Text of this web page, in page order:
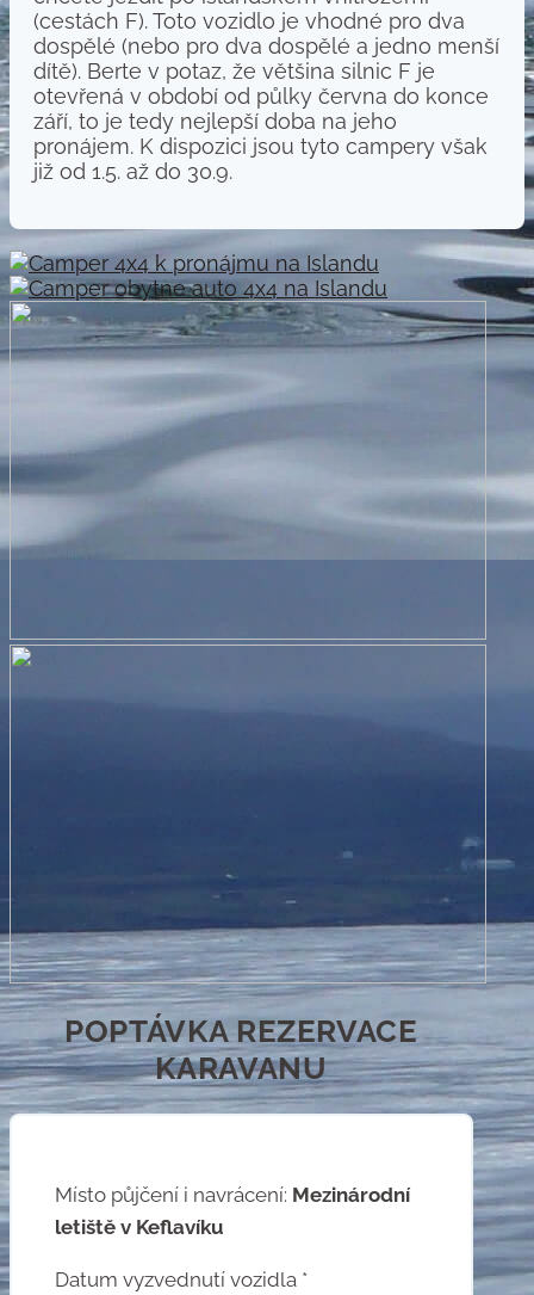
(cestách F). Toto vozidlo je vhodné pro dva
dospělé (nebo pro dva dospělé a jedno menší
dítě). Berte v potaz, že většina silnic F je
otevřená v období od půlky června do konce
září, to je tedy nejlepší doba na jeho
pronájem. K dispozici jsou tyto campery však
již od 1.5. až do 30.9.
POPTÁVKA REZERVACE
KARAVANU
Místo půjčení i navrácení: Mezinárodní
letiště v Keflavíku
Datum vyzvednutí vozidla *